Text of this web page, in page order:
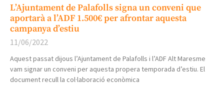
L’Ajuntament de Palafolls signa un conveni que
aportarà a l’ADF 1.500€ per afrontar aquesta
campanya d’estiu
11/06/2022
Aquest passat dijous l’Ajuntament de Palafolls i l’ADF Alt Maresme
vam signar un conveni per aquesta propera temporada d’estiu. El
document recull la col·laboració econòmica